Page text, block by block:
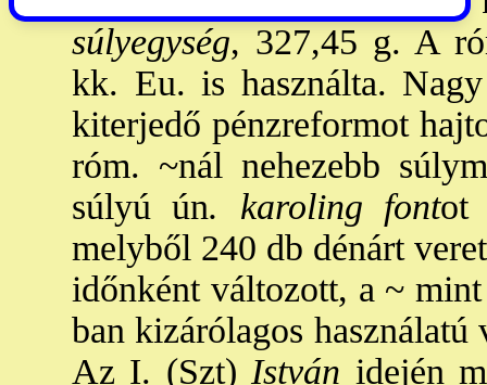
súlyegység, 327,45 g. A
kk. Eu. is használta. Nagy
kiterjedő pénzreformot
róm. ~nál nehezebb
súlyú ún. karoling fontot
melyből 240 db dénárt
időnként változott, a ~
ban kizárólagos
Az I. (Szt) István idején